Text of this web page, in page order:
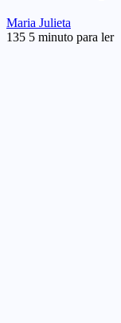
Maria Julieta
an
135 5 minuto para ler